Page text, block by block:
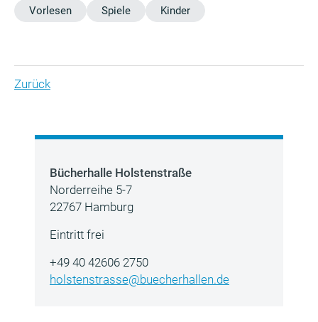
Vorlesen Spiele Kinder
Zurück
Bücherhalle Holstenstraße
Norderreihe 5-7
22767 Hamburg
Eintritt frei
+49 40 42606 2750
holstenstrasse@buecherhallen.de